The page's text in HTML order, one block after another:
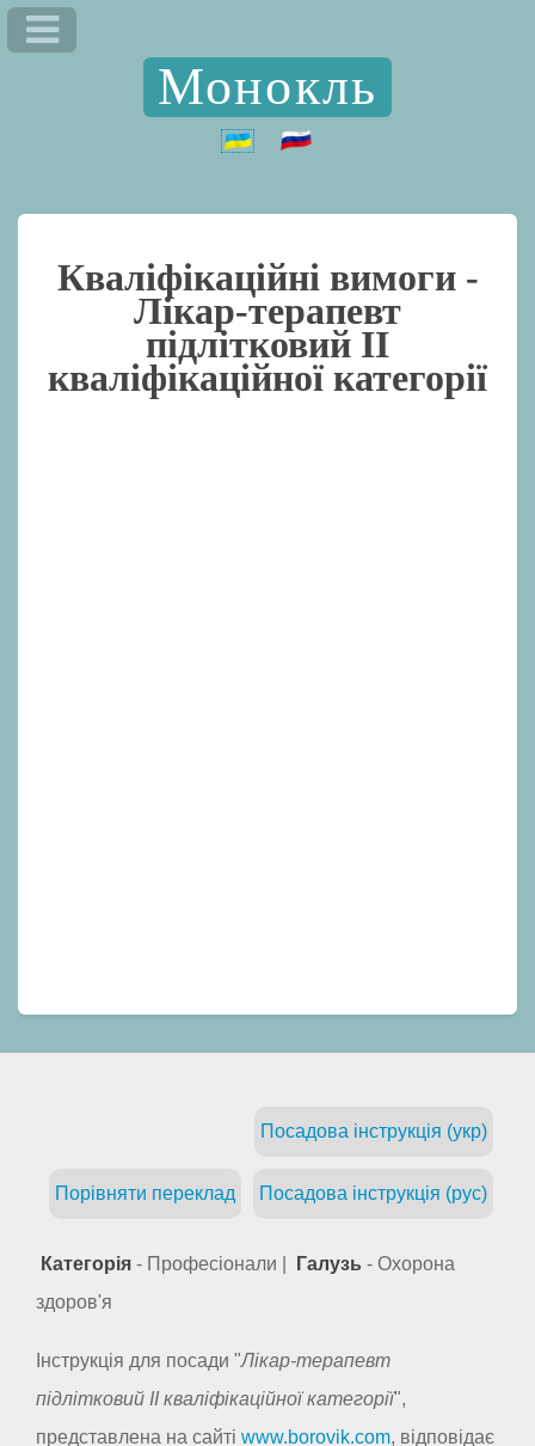
Монокль
Кваліфікаційні вимоги -
Лікар-терапевт
підлітковий II
кваліфікаційної категорії
Посадова інструкція (укр)
Посадова інструкція (рус)
Порівняти переклад
Категорія - Професіонали | Галузь - Охорона
здоров'я
Інструкція для посади "Лікар-терапевт
підлітковий II кваліфікаційної категорії",
представлена на сайті www.borovik.com, відповідає